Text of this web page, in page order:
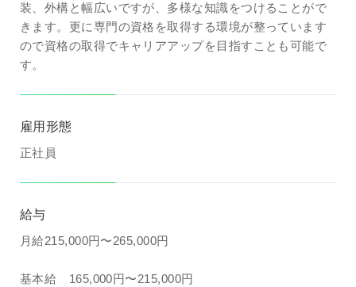
装、外構と幅広いですが、多様な知識をつけることがで
きます。更に専門の資格を取得する環境が整っています
ので資格の取得でキャリアアップを目指すことも可能で
す。
雇用形態
正社員
給与
月給215,000円〜265,000円
基本給 165,000円〜215,000円